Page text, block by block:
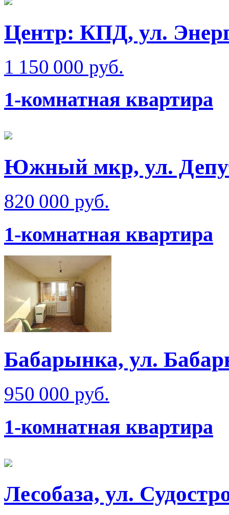
Центр: КПД, ул.
1 150 000 руб.
1-комнатная квартира
Южный мкр, ул.
820 000 руб.
1-комнатная квартира
Бабарынка, ул.
950 000 руб.
1-комнатная квартира
Лесобаза, ул.